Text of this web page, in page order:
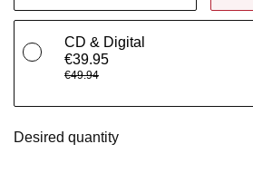
CD & Digital
€39.95
€49.94
Desired quantity